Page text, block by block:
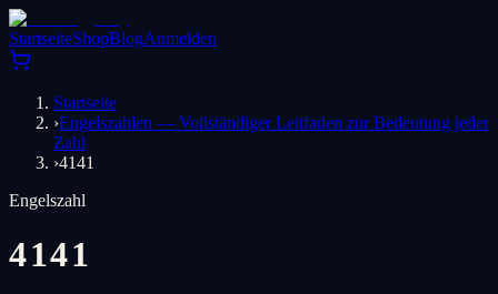
StartseiteShopBlogAnmelden
Startseite
›Engelszahlen — Vollständiger Leitfaden zur Bedeutung jeder
Zahl
›4141
Engelszahl
4141